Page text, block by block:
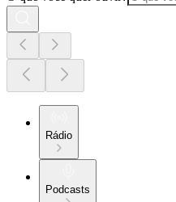
Rádio
Podcasts